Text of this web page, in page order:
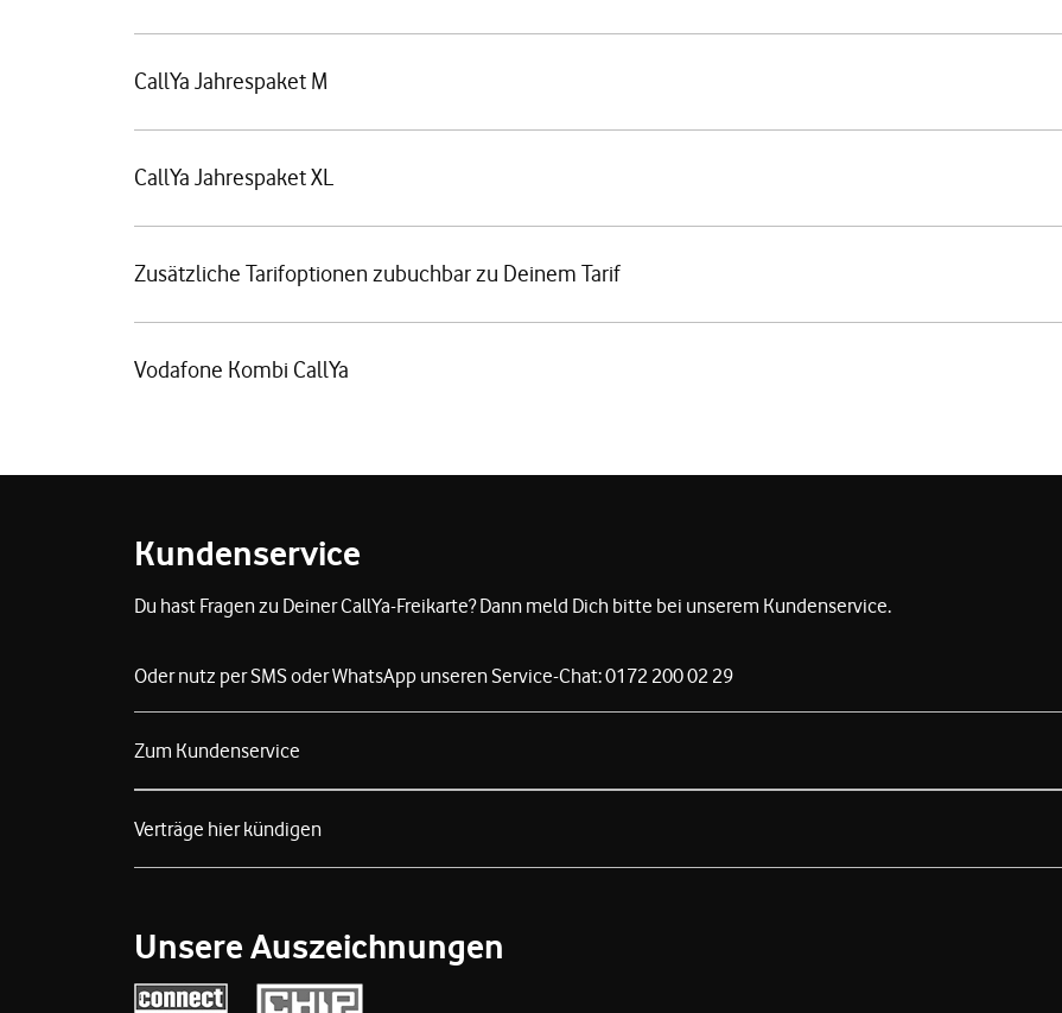
CallYa Jahrespaket M
CallYa Jahrespaket XL
Zusätzliche Tarifoptionen zubuchbar zu Deinem Tarif
Vodafone Kombi CallYa
Kundenservice
Du hast Fragen zu Deiner CallYa-Freikarte? Dann meld Dich bitte bei unserem Kundenservice.
Oder nutz per SMS oder WhatsApp unseren Service-Chat: 0172 200 02 29
Zum Kundenservice
Verträge hier kündigen
Unsere Auszeichnungen